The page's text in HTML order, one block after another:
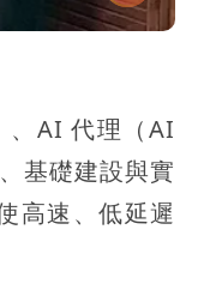
、AI 代理（AI
基礎建設與實
高速、低延遲